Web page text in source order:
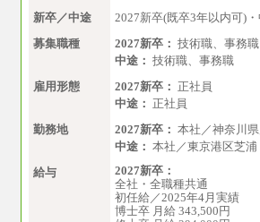
新卒／中途
2027新卒(既卒3年以内可)
募集職種
2027新卒： 技術職、事務職
中途： 技術職、事務職
雇用形態
2027新卒： 正社員
中途： 正社員
勤務地
2027新卒： 本社／神奈川
中途： 本社／東京港区芝浦
給与
2027新卒：
全社・全職種共通
初任給／2025年4月実績
博士卒 月給 343,500円